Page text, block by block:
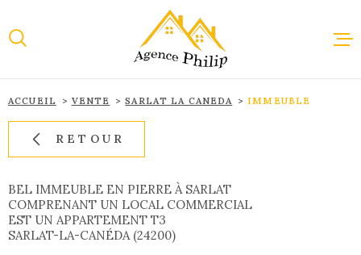
la
au
menu
au
contenu
ACCUEIL VENTE SARLAT LA CANEDA IMMEUBLE
RETOUR
BEL IMMEUBLE EN PIERRE À SARLAT
COMPRENANT UN LOCAL COMMERCIAL
EST UN APPARTEMENT T3
SARLAT-LA-CANÉDA (24200)